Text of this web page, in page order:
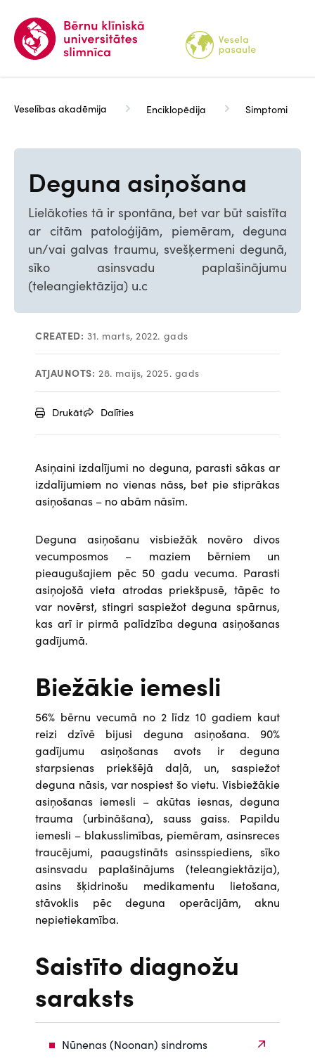
galveno
saturu
Veselības akadēmija Enciklopēdija Simptomi
Deguna asiņošana
Lielākoties tā ir spontāna, bet var būt saistīta
ar citām patoloģijām, piemēram, deguna
un/vai galvas traumu, svešķermeni degunā,
sīko asinsvadu paplašinājumu
(teleangiektāzija) u.c
CREATED: 31. marts, 2022. gads
ATJAUNOTS: 28. maijs, 2025. gads
Drukāt Dalīties
Asiņaini izdalījumi no deguna, parasti sākas ar
izdalījumiem no vienas nāss, bet pie stiprākas
asiņošanas – no abām nāsīm.
Deguna asiņošanu visbiežāk novēro divos
vecumposmos – maziem bērniem un
pieaugušajiem pēc 50 gadu vecuma. Parasti
asiņojošā vieta atrodas priekšpusē, tāpēc to
var novērst, stingri saspiežot deguna spārnus,
kas arī ir pirmā palīdzība deguna asiņošanas
gadījumā.
Biežākie iemesli
56% bērnu vecumā no 2 līdz 10 gadiem kaut
reizi dzīvē bijusi deguna asiņošana. 90%
gadījumu asiņošanas avots ir deguna
starpsienas priekšējā daļā, un, saspiežot
deguna nāsis, var nospiest šo vietu. Visbiežākie
asiņošanas iemesli – akūtas iesnas, deguna
trauma (urbināšana), sauss gaiss. Papildu
iemesli – blakusslimības, piemēram, asinsreces
traucējumi, paaugstināts asinsspiediens, sīko
asinsvadu paplašinājums (teleangiektāzija),
asins šķidrinošu medikamentu lietošana,
stāvoklis pēc deguna operācijām, aknu
nepietiekamība.
Saistīto diagnožu
saraksts
Nūnenas (Noonan) sindroms